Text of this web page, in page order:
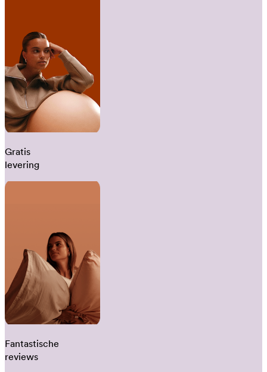
Gratis
levering
Fantastische
reviews